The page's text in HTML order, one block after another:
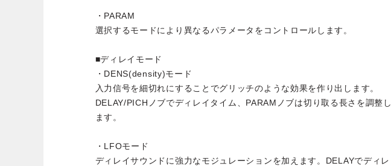
・PARAM
選択するモードにより異なるパラメータをコントロールします。
■ディレイモード
・DENS(density)モード
入力信号を細切れにすることでグリッチのような効果を作り出します。
DELAY/PICHノブでディレイタイム、PARAMノブは切り取る長さを調整し
ます。
・LFOモード
ディレイサウンドに強力なモジュレーションを加えます。DELAYでディレ